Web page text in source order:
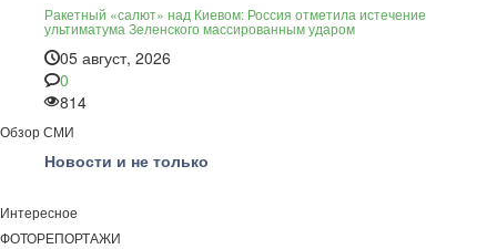
Ракетный «салют» над Киевом: Россия отметила истечение
ультиматума Зеленского массированным ударом
05 август, 2026
0
814
Обзор СМИ
Новости и не только
Интересное
ФОТОРЕПОРТАЖИ